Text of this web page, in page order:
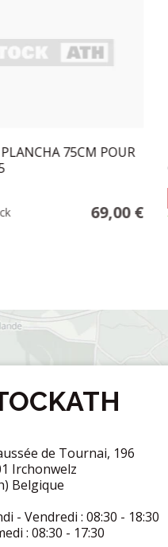
75CM POUR
69,00 €
de Tournai, 196
Irchonwelz
Belgique
- Vendredi : 08:30 - 18:30
: 08:30 - 17:30